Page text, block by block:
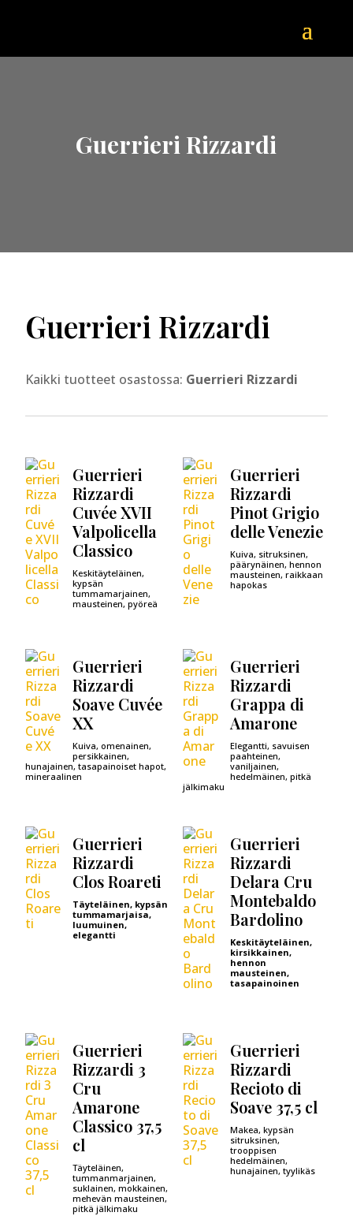
Guerrieri Rizzardi
Guerrieri Rizzardi
Kaikki tuotteet osastossa: Guerrieri Rizzardi
Guerrieri
Rizzardi
Cuvée XVII
Valpolicella
Classico
Keskitäyteläinen,
kypsän
tummamarjainen,
mausteinen, pyöreä
Guerrieri
Rizzardi
Pinot Grigio
delle Venezie
Kuiva, sitruksinen,
päärynäinen, hennon
mausteinen, raikkaan
hapokas
Guerrieri
Rizzardi
Soave Cuvée
XX
Kuiva, omenainen,
persikkainen,
hunajainen, tasapainoiset hapot,
mineraalinen
Guerrieri
Rizzardi
Grappa di
Amarone
Elegantti, savuisen
paahteinen,
vaniljainen,
hedelmäinen, pitkä
jälkimaku
Guerrieri
Rizzardi
Clos Roareti
Täyteläinen, kypsän
tummamarjaisa,
luumuinen,
elegantti
Guerrieri
Rizzardi
Delara Cru
Montebaldo
Bardolino
Keskitäyteläinen,
kirsikkainen,
hennon
mausteinen,
tasapainoinen
Guerrieri
Rizzardi 3
Cru
Amarone
Classico 37,5
cl
Täyteläinen,
tummanmarjainen,
suklainen, mokkainen,
mehevän mausteinen,
pitkä jälkimaku
Guerrieri
Rizzardi
Recioto di
Soave 37,5 cl
Makea, kypsän
sitruksinen,
trooppisen
hedelmäinen,
hunajainen, tyylikäs